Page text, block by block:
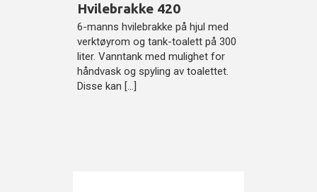
Hvilebrakke 420
6-manns hvilebrakke på hjul med
verktøyrom og tank-toalett på 300
liter. Vanntank med mulighet for
håndvask og spyling av toalettet.
Disse kan […]